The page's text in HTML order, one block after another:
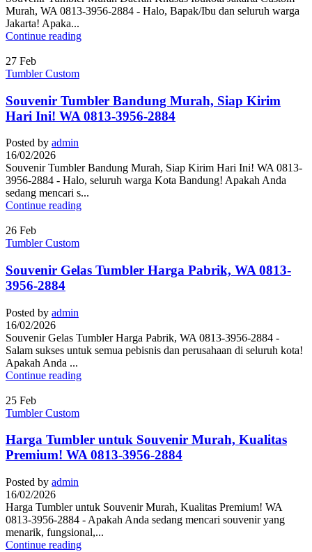
Murah, WA 0813-3956-2884 - Halo, Bapak/Ibu dan seluruh warga
Jakarta! Apaka...
Continue reading
27 Feb
Tumbler Custom
Souvenir Tumbler Bandung Murah, Siap Kirim
Hari Ini! WA 0813-3956-2884
Posted by admin
16/02/2026
Souvenir Tumbler Bandung Murah, Siap Kirim Hari Ini! WA 0813-
3956-2884 - Halo, seluruh warga Kota Bandung! Apakah Anda
sedang mencari s...
Continue reading
26 Feb
Tumbler Custom
Souvenir Gelas Tumbler Harga Pabrik, WA 0813-
3956-2884
Posted by admin
16/02/2026
Souvenir Gelas Tumbler Harga Pabrik, WA 0813-3956-2884 -
Salam sukses untuk semua pebisnis dan perusahaan di seluruh kota!
Apakah Anda ...
Continue reading
25 Feb
Tumbler Custom
Harga Tumbler untuk Souvenir Murah, Kualitas
Premium! WA 0813-3956-2884
Posted by admin
16/02/2026
Harga Tumbler untuk Souvenir Murah, Kualitas Premium! WA
0813-3956-2884 - Apakah Anda sedang mencari souvenir yang
menarik, fungsional,...
Continue reading